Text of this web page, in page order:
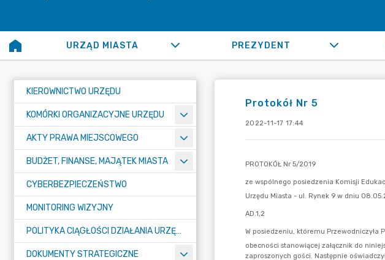
URZĄD MIASTA PREZYDENT
KIEROWNICTWO URZĘDU
KOMÓRKI ORGANIZACYJNE URZĘDU
AKTY PRAWA MIEJSCOWEGO
BUDŻET, FINANSE, MAJĄTEK MIASTA
CYBERBEZPIECZEŃSTWO
MONITORING WIZYJNY
POLITYKA CIĄGŁOŚCI DZIAŁANIA URZĘDU MIASTA ŻORY
DOKUMENTY STRATEGICZNE
Protokół Nr 5
2022-11-17 17:44